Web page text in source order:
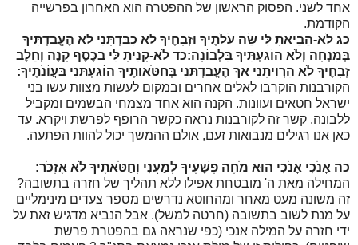
אחד לשני. הפסוק הראשון של ההפטרה הוא האחרון בפרשייה
הקודמת.
כג לֹא-הֵבֵיאתָ לִּי שֵׂה עֹלֹתֶיךָ וּזְבָחֶיךָ לֹא כִבַּדְתָּנִי לֹא הֶעֱבַדְתִּיךָ
בְּמִנְחָה וְלֹא הוֹגַעְתִּיךָ בִּלְבוֹנָה:כד לֹא-קָנִיתָ לִּי בַכֶּסֶף קָנֶה וְחֵלֶב
זְבָחֶיךָ לֹא הִרְוִיתָנִי אַךְ הֶעֱבַדְתַּנִי בְּחַטֹּאותֶיךָ הוֹגַעְתַּנִי בַּעֲוֹנֹתֶיךָ:
הקורבנות הוקרבו לאלים אחרים ובמקום לעשות מצוות עשו בני
ישראל חטאים ועוונות. הקנה הוא אחד מצמחי הבשמים ומקביל
ללבונה. קשר זה לקורבנות נראה כקשר הרופף לפרשת ויקרא. עד
כאן אנו רגילים מנבואות זעם, אולם ההמשך יכול להוות הפתעה.
כה אָנֹכִי אָנֹכִי הוּא מֹחֶה פְשָׁעֶיךָ לְמַעֲנִי וְחַטֹּאתֶיךָ לֹא אֶזְכֹּר:
המחילה מאת ה' מובטחת אפילו ללא תהליך של חזרה בתשובה?
זה משונה מעט מאחר ומהחוטא נדרשים מספר צעדים מינימליים
על מנת לשוב בתשובה (חרטה למשל). אבל הנביא מדגיש זאת על
ידי חזרה על המילה אנכי (כפי שנראה גם בהפטרת פרשת